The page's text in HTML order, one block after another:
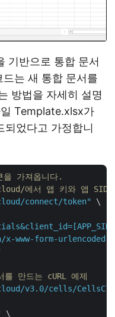
기반으로 통합 문서
는 새 통합 문서를
방법을 자세히 설명
Template.xlsx가
되었다고 가정합니
가져옵니다.
에서 앱 키와 앱 SID를
connect/token"
\
www-form-urlencoded"
만드는 cURL 예제
v3.0/cells/
\